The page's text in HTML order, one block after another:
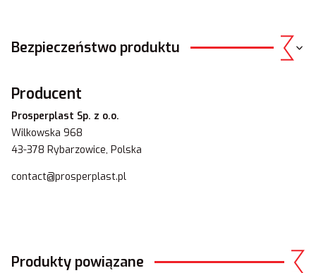
Bezpieczeństwo produktu
Producent
Prosperplast Sp. z o.o.
Wilkowska 968
43-378 Rybarzowice, Polska
contact@prosperplast.pl
Produkty powiązane